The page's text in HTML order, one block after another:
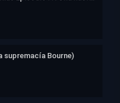
supremacía Bourne)